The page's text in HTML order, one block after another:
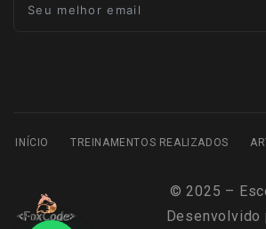
INÍCIO TREINAMENTOS REALIZADOS
© 2025 –
Desenvolvido